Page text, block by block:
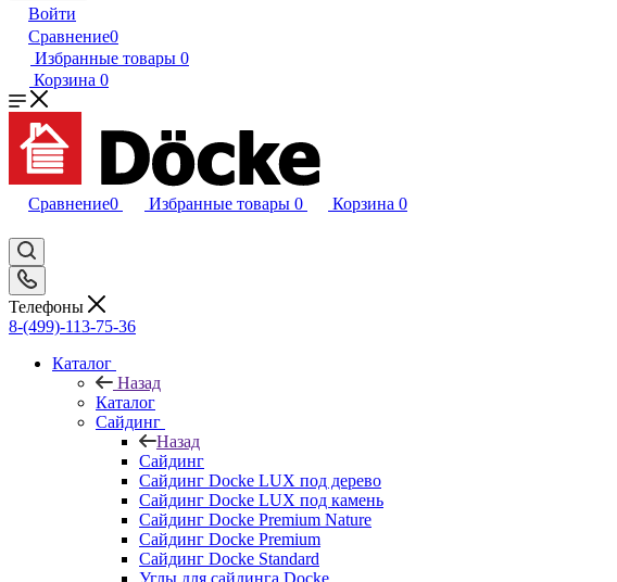
Войти
Сравнение0
Избранные товары 0
Корзина 0
Сравнение0 Избранные товары 0 Корзина 0
Телефоны
8-(499)-113-75-36
Каталог
Назад
Каталог
Сайдинг
Назад
Сайдинг
Сайдинг Docke LUX под дерево
Сайдинг Docke LUX под камень
Сайдинг Docke Premium Nature
Сайдинг Docke Premium
Сайдинг Docke Standard
Углы для сайдинга Docke